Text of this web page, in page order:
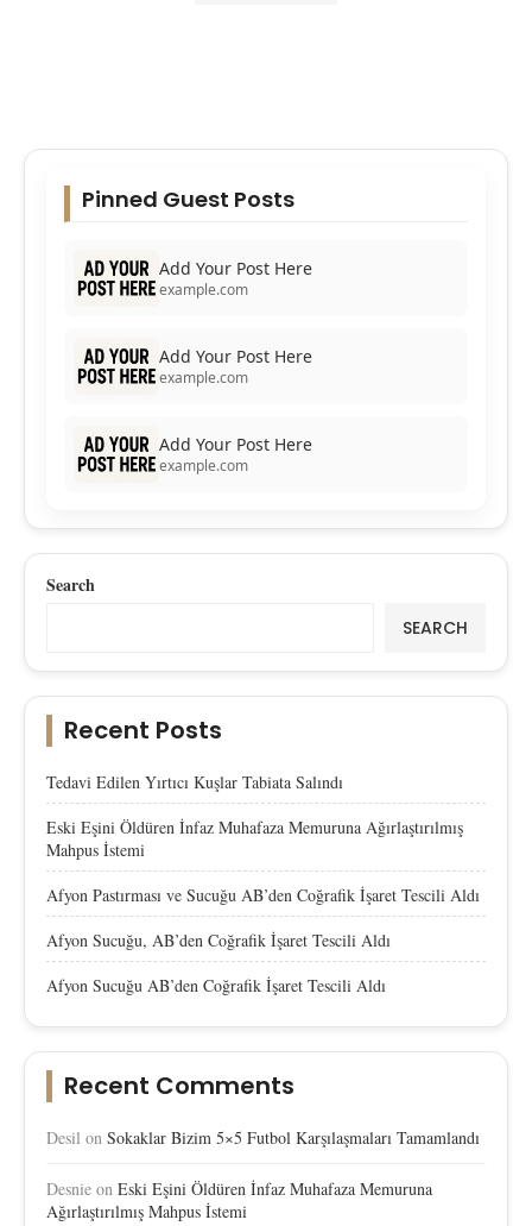
Pinned Guest Posts
Add Your Post Here
example.com
Add Your Post Here
example.com
Add Your Post Here
example.com
Search
SEARCH
Recent Posts
Tedavi Edilen Yırtıcı Kuşlar Tabiata Salındı
Eski Eşini Öldüren İnfaz Muhafaza Memuruna Ağırlaştırılmış
Mahpus İstemi
Afyon Pastırması ve Sucuğu AB’den Coğrafik İşaret Tescili Aldı
Afyon Sucuğu, AB’den Coğrafik İşaret Tescili Aldı
Afyon Sucuğu AB’den Coğrafik İşaret Tescili Aldı
Recent Comments
Desil on Sokaklar Bizim 5×5 Futbol Karşılaşmaları Tamamlandı
Desnie on Eski Eşini Öldüren İnfaz Muhafaza Memuruna
Ağırlaştırılmış Mahpus İstemi